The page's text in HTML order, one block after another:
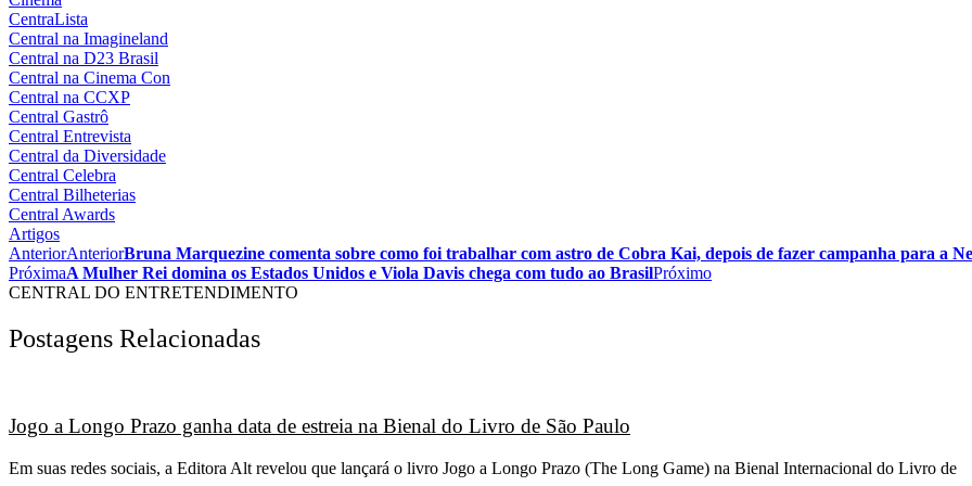
CentraLista
Central na Imagineland
Central na D23 Brasil
Central na Cinema Con
Central na CCXP
Central Gastrô
Central Entrevista
Central da Diversidade
Central Celebra
Central Bilheterias
Central Awards
Artigos
AnteriorAnteriorBruna Marquezine comenta sobre como foi trabalhar com astro de Cobra Kai, depois de fazer campanha para a
PróximaA Mulher Rei domina os Estados Unidos e Viola Davis chega com tudo ao BrasilPróximo
CENTRAL DO ENTRETENDIMENTO
Postagens Relacionadas
Jogo a Longo Prazo ganha data de estreia na Bienal do Livro de São Paulo
Em suas redes sociais, a Editora Alt revelou que lançará o livro Jogo a Longo Prazo (The Long Game) na Bienal Internacional do Livro de